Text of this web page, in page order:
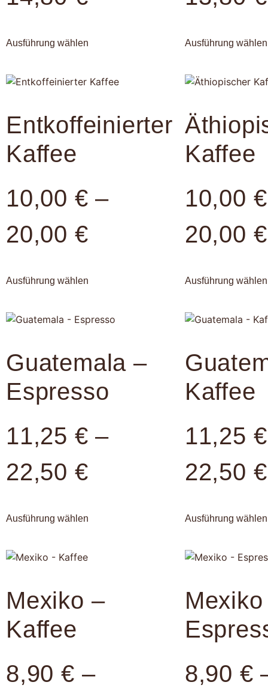
Ausführung wählen Ausführung wählen
Entkoffeinierter
Kaffee
10,00 € –
20,00 €
Ausführung wählen
Kaffee
10,00 €
20,00 €
Ausführung wählen
Guatemala –
Espresso
11,25 € –
22,50 €
Ausführung wählen
Kaffee
11,25 €
22,50 €
Ausführung wählen
Mexiko –
Kaffee
8,90 € –
8,90 €